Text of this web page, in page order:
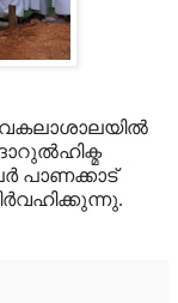
പാണക്കാട്